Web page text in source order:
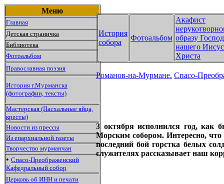
История
собора
Фотоальбом
Акафист
образу
нашего
Христа
Романов-на-Мурмане. Спасо-
3 октября исполнился год, как
Морским собором. Интересно,
последний бой горстка белых
служителях рассказывает наш
Меню
Главная
Детская страничка
Библиотека
Фотоальбом
Православная поэзия
История г.Мурманска
(фотографии, тексты)
Мастерская (Пасхальные яйца,
кресты)
Новости из прессы
Из епархиальной газеты
Творчество мурманчан
• Спасо-Преображенский
Кафедральный собор
Церковь об ИНН и печати